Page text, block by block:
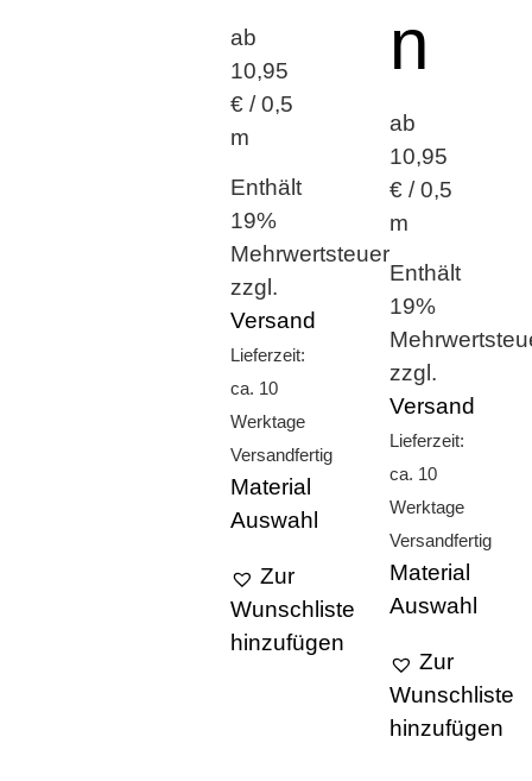
ab
10,95
€ / 0,5
m
Enthält
19%
Mehrwertsteuer
zzgl.
Versand
Lieferzeit:
ca. 10
Werktage
Versandfertig
Material
Auswahl
Zur
Wunschliste
hinzufügen
n
ab
10,95
€ / 0,5
m
Enthält
19%
zzgl.
Versand
Lieferzeit:
ca. 10
Werktage
Versandfertig
Material
Auswahl
Zur
Wunschliste
hinzufügen